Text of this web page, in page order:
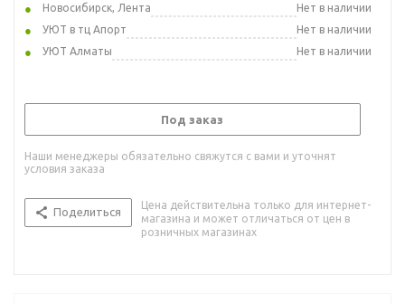
Новосибирск, Лента
Нет в наличии
УЮТ в тц Апорт
Нет в наличии
УЮТ Алматы
Нет в наличии
Под заказ
Наши менеджеры обязательно свяжутся с вами и уточнят
условия заказа
Поделиться
Цена действительна только для интернет-
магазина и может отличаться от цен в
розничных магазинах